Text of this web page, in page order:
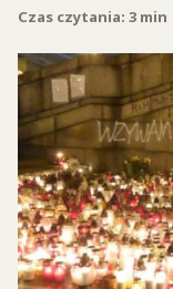
Czas czytania: 3 min